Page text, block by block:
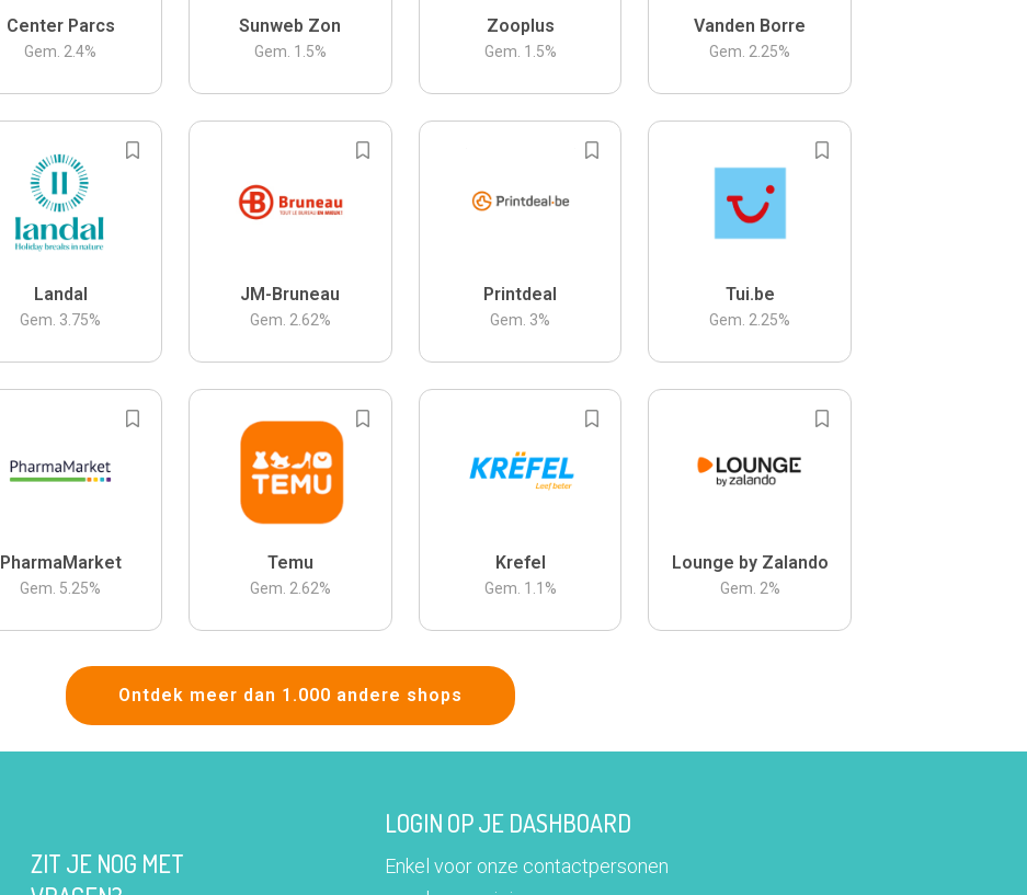
Center Parcs
Gem. 2.4%
Sunweb Zon
Gem. 1.5%
Zooplus
Gem. 1.5%
Vanden Borre
Gem. 2.25%
Landal
Gem. 3.75%
JM-Bruneau
Gem. 2.62%
Printdeal
Gem. 3%
Tui.be
Gem. 2.25%
PharmaMarket
Gem. 5.25%
Temu
Gem. 2.62%
Krefel
Gem. 1.1 %
Lounge by Zalando
Gem. 2%
Ontdek meer dan 1.000 andere shops
ZIT JE NOG MET
LOGIN OP JE DASHBOARD
Enkel voor onze contactpersonen